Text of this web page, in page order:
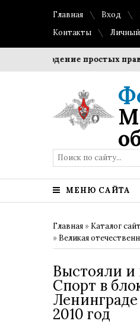
Главная Вход
Контакты
Личный
Соблюдение простых
МЕНЮ САЙТА
Главная » Каталог
» Великая
Выстояли и
Спорт в
2010 год